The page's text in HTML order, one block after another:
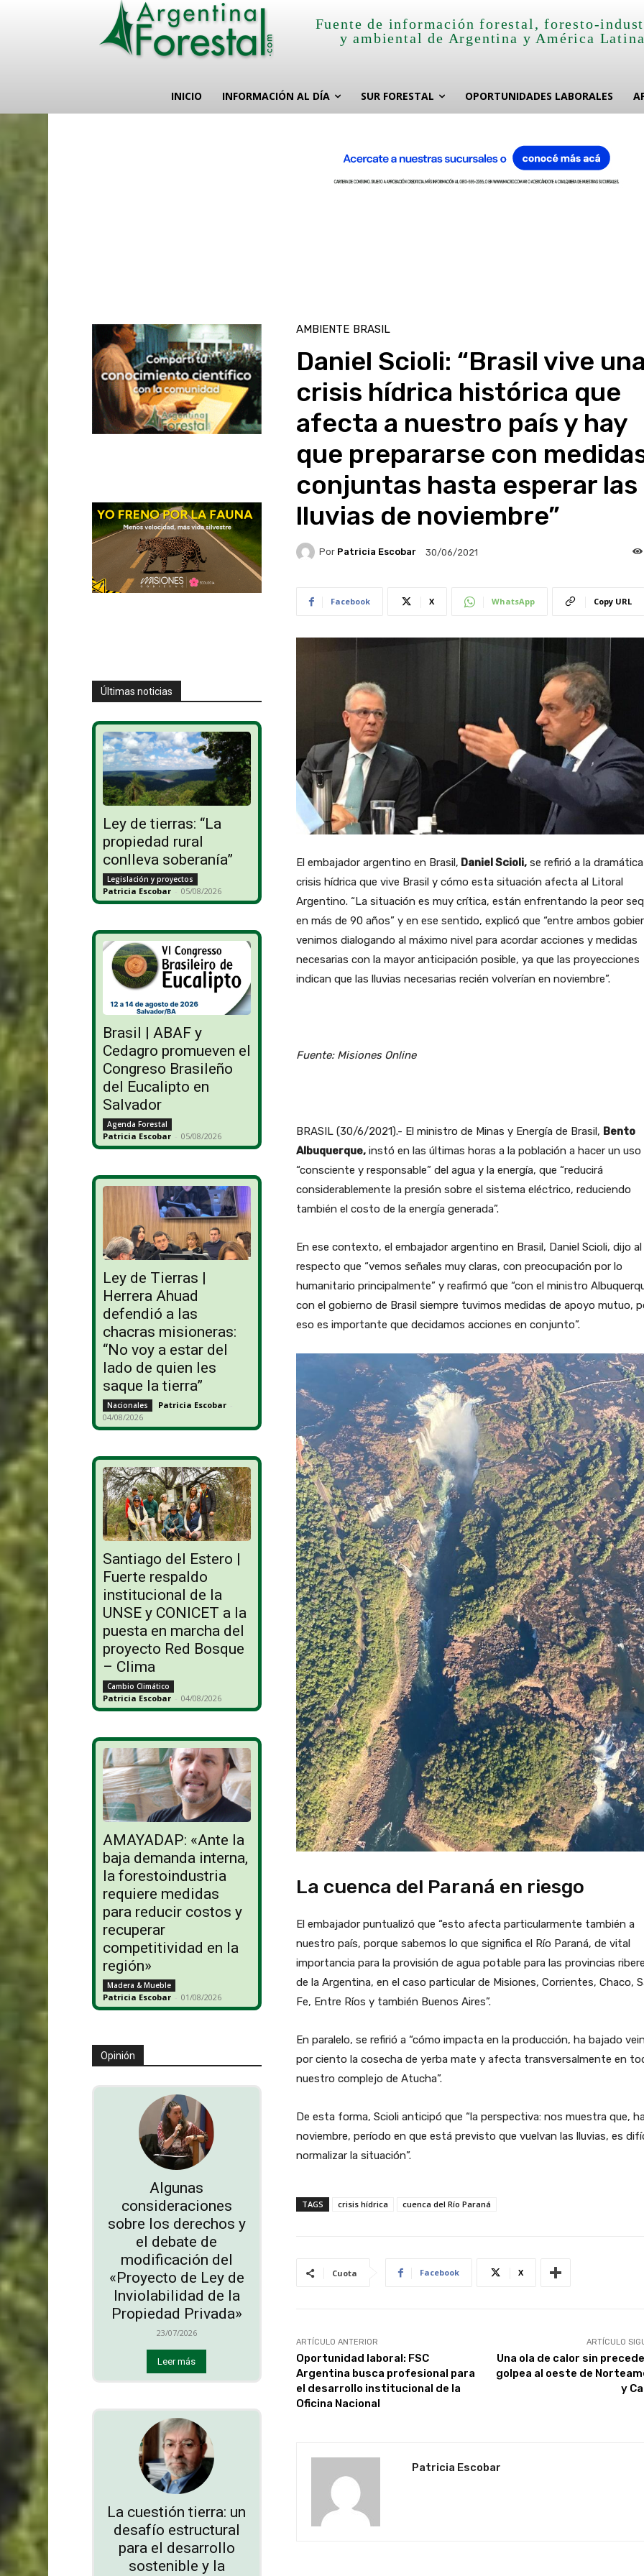
Fuente de información forestal, foresto-
y ambiental de Argentina y América
INICIO INFORMACIÓN AL DÍA SUR FORESTAL OPORTUNIDADES LABORALES
Últimas noticias
Ley de tierras: “La
propiedad rural
conlleva soberanía”
Legislación y proyectos
Patricia Escobar - 05/08/2026
Brasil | ABAF y
Cedagro promueven el
Congreso Brasileño
del Eucalipto en
Salvador
Agenda Forestal
Patricia Escobar - 05/08/2026
Ley de Tierras |
Herrera Ahuad
defendió a las
chacras misioneras:
“No voy a estar del
lado de quien les
saque la tierra”
Nacionales Patricia Escobar -
04/08/2026
Santiago del Estero |
Fuerte respaldo
institucional de la
UNSE y CONICET a la
puesta en marcha del
proyecto Red Bosque
– Clima
Cambio Climático
Patricia Escobar - 04/08/2026
AMAYADAP: «Ante la
baja demanda interna,
la forestoindustria
requiere medidas
para reducir costos y
recuperar
competitividad en la
región»
Madera & Mueble
Patricia Escobar - 01/08/2026
Opinión
Algunas
consideraciones
sobre los derechos y
el debate de
modificación del
«Proyecto de Ley de
Inviolabilidad de la
Propiedad Privada»
23/07/2026
Leer más
La cuestión tierra: un
desafío estructural
para el desarrollo
sostenible y la
AMBIENTE BRASIL
Daniel Scioli: “Brasil vive
crisis hídrica histórica que
afecta a nuestro país y hay
que prepararse con
conjuntas hasta esperar las
lluvias de noviembre”
Por Patricia Escobar 30/06/2021
Facebook X WhatsApp Copy URL
El embajador argentino en Brasil, Daniel Scioli,se refirió a la dramática
crisis hídrica que vive Brasil y cómo esta situación afecta al Litoral
Argentino. “La situación es muy crítica, están enfrentando la peor
en más de 90 años” y en ese sentido, explicó que “entre ambos
venimos dialogando al máximo nivel para acordar acciones y medidas
necesarias con la mayor anticipación posible, ya que las proyecciones
indican que las lluvias necesarias recién volverían en noviembre”.
Fuente: Misiones Online
BRASIL (30/6/2021).- El ministro de Minas y Energía de Brasil, Bento
Albuquerque,instó en las últimas horas a la población a hacer un uso
“consciente y responsable” del agua y la energía, que “reducirá
considerablemente la presión sobre el sistema eléctrico, reduciendo
también el costo de la energía generada”.
En ese contexto, el embajador argentino en Brasil, Daniel Scioli, dijo al
respecto que “vemos señales muy claras, con preocupación por lo
humanitario principalmente” y reafirmó que “con el ministro
con el gobierno de Brasil siempre tuvimos medidas de apoyo mutuo,
eso es importante que decidamos acciones en conjunto”.
La cuenca del Paraná en riesgo
El embajador puntualizó que “esto afecta particularmente también a
nuestro país, porque sabemos lo que significa el Río Paraná, de vital
importancia para la provisión de agua potable para las provincias
de la Argentina, en el caso particular de Misiones, Corrientes, Chaco,
Fe, Entre Ríos y también Buenos Aires”.
En paralelo, se refirió a “cómo impacta en la producción, ha bajado
por ciento la cosecha de yerba mate y afecta transversalmente en
nuestro complejo de Atucha”.
De esta forma, Scioli anticipó que “la perspectiva: nos muestra que,
noviembre, período en que está previsto que vuelvan las lluvias, es
normalizar la situación”.
TAGS crisis hídrica cuenca del Río Paraná
Cuota Facebook X
ARTÍCULO ANTERIOR
Oportunidad laboral: FSC
Argentina busca profesional para
el desarrollo institucional de la
Oficina Nacional
ARTÍCULO
Una ola de calor sin
golpea al oeste de
y
Patricia Escobar